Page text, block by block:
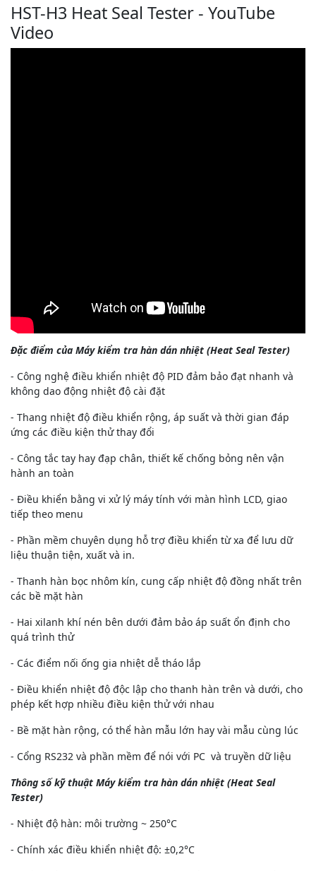
HST-H3 Heat Seal Tester - YouTube
Video
Đặc điểm của Máy kiểm tra hàn dán nhiệt (Heat Seal Tester)
- Công nghệ điều khiển nhiệt độ PID đảm bảo đạt nhanh và
không dao động nhiệt độ cài đặt
- Thang nhiệt độ điều khiển rộng, áp suất và thời gian đáp
ứng các điều kiện thử thay đổi
- Công tắc tay hay đạp chân, thiết kế chống bỏng nên vận
hành an toàn
- Điều khiển bằng vi xử lý máy tính với màn hình LCD, giao
tiếp theo menu
- Phần mềm chuyên dụng hỗ trợ điều khiển từ xa để lưu dữ
liệu thuận tiện, xuất và in.
- Thanh hàn bọc nhôm kín, cung cấp nhiệt độ đồng nhất trên
các bề mặt hàn
- Hai xilanh khí nén bên dưới đảm bảo áp suất ổn định cho
quá trình thử
- Các điểm nối ống gia nhiệt dễ tháo lắp
- Điều khiển nhiệt độ độc lập cho thanh hàn trên và dưới, cho
phép kết hợp nhiều điều kiện thử với nhau
- Bề mặt hàn rộng, có thể hàn mẫu lớn hay vài mẫu cùng lúc
- Cổng RS232 và phần mềm để nói với PC và truyền dữ liệu
Thông số kỹ thuật Máy kiểm tra hàn dán nhiệt (Heat Seal
Tester)
- Nhiệt độ hàn: môi trường ~ 250°C
- Chính xác điều khiển nhiệt độ: ±0,2°C